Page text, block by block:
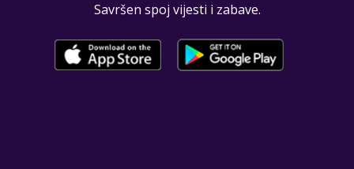
Savršen spoj vijesti i zabave.